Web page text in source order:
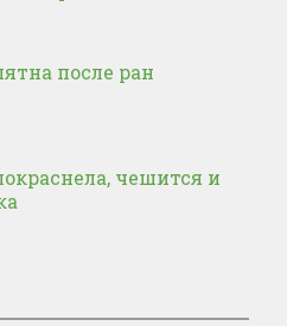
после ран
чешится и